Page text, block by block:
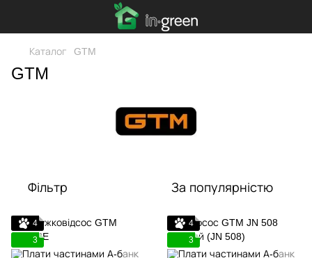
Каталог GTM
GTM
Фільтр За популярністю
4
3
4
3